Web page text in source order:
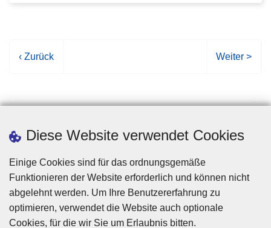
Diese Website verwendet Cookies
Einige Cookies sind für das ordnungsgemäße
Funktionieren der Website erforderlich und können nicht
abgelehnt werden. Um Ihre Benutzererfahrung zu
optimieren, verwendet die Website auch optionale
Cookies, für die wir Sie um Erlaubnis bitten.
V
h
g
e
S
e
i
‹ Zurück
N
h
t
e
i
t
Weiter >
Disclaimer